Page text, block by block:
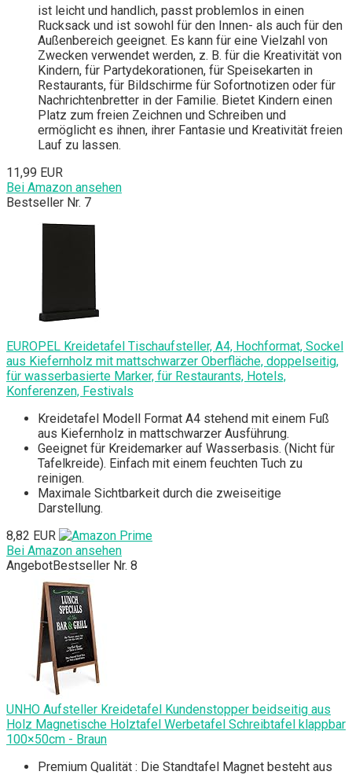
ist leicht und handlich, passt problemlos in einen
Rucksack und ist sowohl für den Innen- als auch für den
Außenbereich geeignet. Es kann für eine Vielzahl von
Zwecken verwendet werden, z. B. für die Kreativität von
Kindern, für Partydekorationen, für Speisekarten in
Restaurants, für Bildschirme für Sofortnotizen oder für
Nachrichtenbretter in der Familie. Bietet Kindern einen
Platz zum freien Zeichnen und Schreiben und
ermöglicht es ihnen, ihrer Fantasie und Kreativität freien
Lauf zu lassen.
11,99 EUR
Bei Amazon ansehen
Bestseller Nr. 7
EUROPEL Kreidetafel Tischaufsteller, A4, Hochformat, Sockel
aus Kiefernholz mit mattschwarzer Oberfläche, doppelseitig,
für wasserbasierte Marker, für Restaurants, Hotels,
Konferenzen, Festivals
Kreidetafel Modell Format A4 stehend mit einem Fuß
aus Kiefernholz in mattschwarzer Ausführung.
Geeignet für Kreidemarker auf Wasserbasis. (Nicht für
Tafelkreide). Einfach mit einem feuchten Tuch zu
reinigen.
Maximale Sichtbarkeit durch die zweiseitige
Darstellung.
8,82 EUR
Bei Amazon ansehen
AngebotBestseller Nr. 8
UNHO Aufsteller Kreidetafel Kundenstopper beidseitig aus
Holz Magnetische Holztafel Werbetafel Schreibtafel klappbar
100×50cm - Braun
Premium Qualität : Die Standtafel Magnet besteht aus